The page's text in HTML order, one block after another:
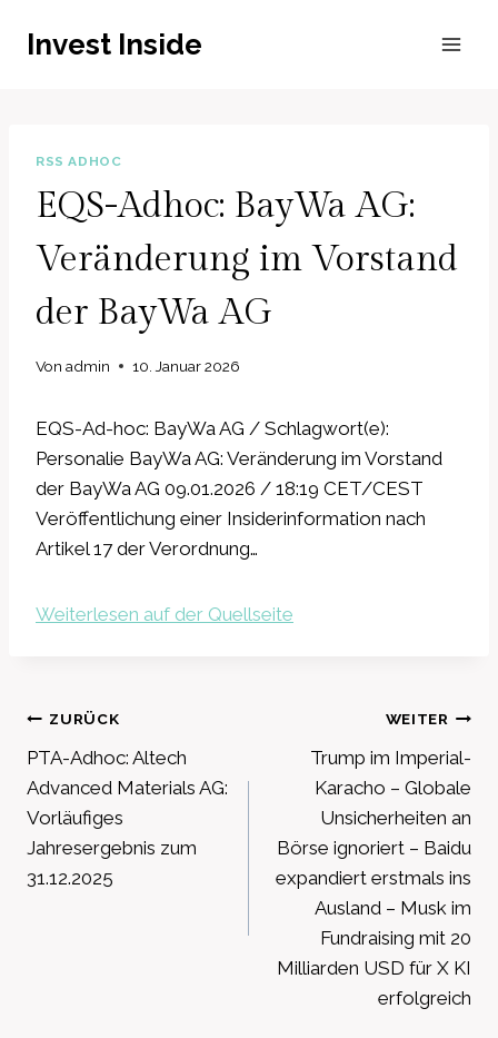
InhaltInvest Inside
RSS ADHOC
EQS-Adhoc: BayWa AG:
Veränderung im Vorstand
der BayWa AG
Von admin 10. Januar 2026
EQS-Ad-hoc: BayWa AG / Schlagwort(e):
Personalie BayWa AG: Veränderung im Vorstand
der BayWa AG 09.01.2026 / 18:19 CET/CEST
Veröffentlichung einer Insiderinformation nach
Artikel 17 der Verordnung…
Weiterlesen auf der Quellseite
Beitragsnavigation
ZURÜCK
PTA-Adhoc: Altech
Advanced Materials AG:
Vorläufiges
Jahresergebnis zum
31.12.2025
WEITER
Trump im Imperial-
Karacho – Globale
Unsicherheiten an
Börse ignoriert – Baidu
expandiert erstmals ins
Ausland – Musk im
Fundraising mit 20
Milliarden USD für X KI
erfolgreich